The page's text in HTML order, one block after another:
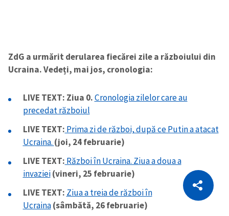
Copiază Link
ZdG a urmărit derularea fiecărei zile a războiului din
Ucraina. Vedeți, mai jos, cronologia:
LIVE TEXT: Ziua 0.Cronologia zilelor care au
precedat războiul
LIVE TEXT: Prima zi de război, după ce Putin a atacat
Ucraina. (joi, 24 februarie)
LIVE TEXT: Război în Ucraina. Ziua a doua a
invaziei(vineri, 25 februarie)
LIVE TEXT: Ziua a treia de război în
Ucraina(sâmbătă, 26 februarie)
Citește articolul
CITEȘTE